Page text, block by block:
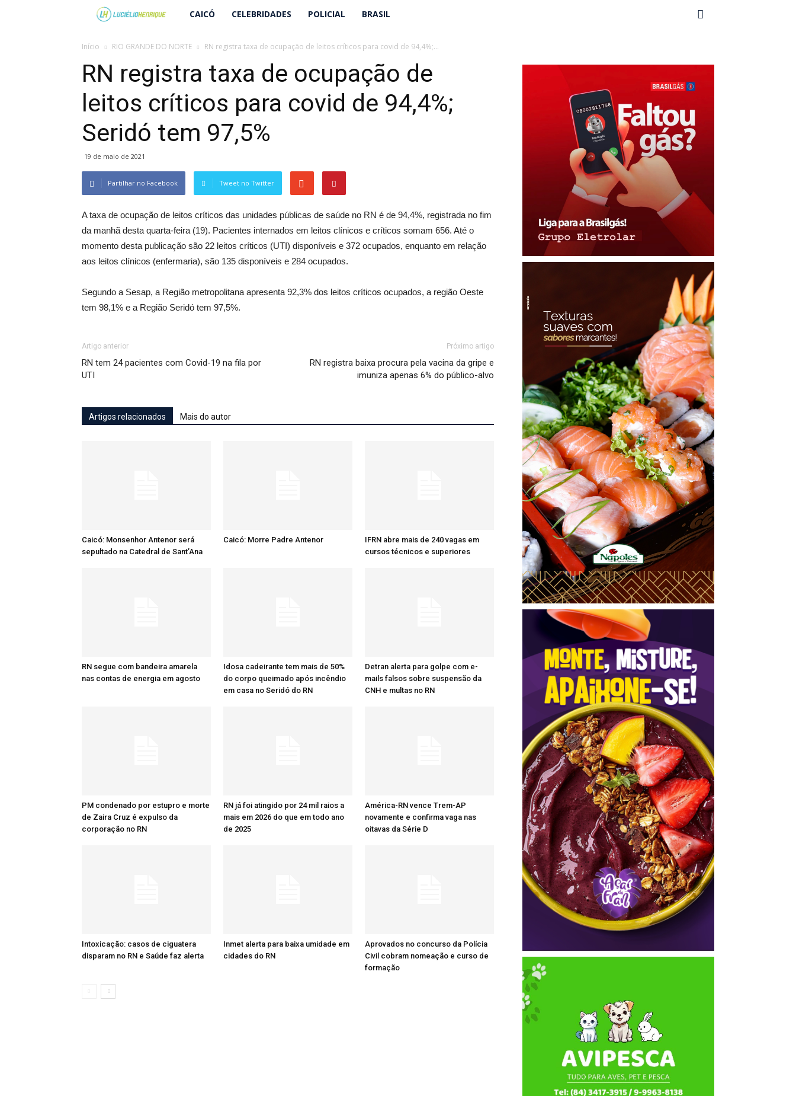
Lucielio
Henrique
CAICÓ CELEBRIDADES POLICIAL BRASIL
Início RIO GRANDE DO NORTE RN registra taxa de ocupação de leitos críticos para covid de 94,4%;...
RN registra taxa de ocupação de
leitos críticos para covid de 94,4%;
Seridó tem 97,5%
19 de maio de 2021
Partilhar no Facebook Tweet no Twitter
A taxa de ocupação de leitos críticos das unidades públicas de saúde no RN é de 94,4%, registrada no fim
da manhã desta quarta-feira (19). Pacientes internados em leitos clínicos e críticos somam 656. Até o
momento desta publicação são 22 leitos críticos (UTI) disponíveis e 372 ocupados, enquanto em relação
aos leitos clínicos (enfermaria), são 135 disponíveis e 284 ocupados.
Segundo a Sesap, a Região metropolitana apresenta 92,3% dos leitos críticos ocupados, a região Oeste
tem 98,1% e a Região Seridó tem 97,5%.
Artigo anterior
RN tem 24 pacientes com Covid-19 na fila por
UTI
Próximo artigo
RN registra baixa procura pela vacina da gripe e
imuniza apenas 6% do público-alvo
Artigos relacionados Mais do autor
Caicó: Monsenhor Antenor será
sepultado na Catedral de Sant’Ana
Caicó: Morre Padre Antenor
IFRN abre mais de 240 vagas em
cursos técnicos e superiores
RN segue com bandeira amarela
nas contas de energia em agosto
Idosa cadeirante tem mais de 50%
do corpo queimado após incêndio
em casa no Seridó do RN
Detran alerta para golpe com e-
mails falsos sobre suspensão da
CNH e multas no RN
PM condenado por estupro e morte
de Zaira Cruz é expulso da
corporação no RN
RN já foi atingido por 24 mil raios a
mais em 2026 do que em todo ano
de 2025
América-RN vence Trem-AP
novamente e confirma vaga nas
oitavas da Série D
Intoxicação: casos de ciguatera
disparam no RN e Saúde faz alerta
Inmet alerta para baixa umidade em
cidades do RN
Aprovados no concurso da Polícia
Civil cobram nomeação e curso de
formação